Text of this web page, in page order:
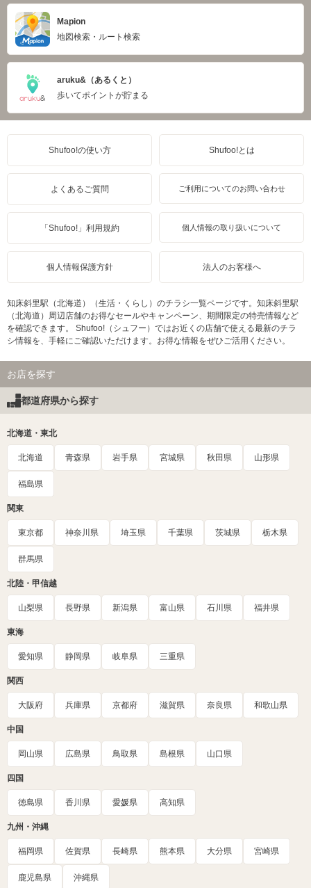
Mapion
地図検索・ルート検索
aruku&（あるくと）
歩いてポイントが貯まる
Shufoo!の使い方 Shufoo!とは
よくあるご質問 ご利用についてのお問い合わせ
「Shufoo!」利用規約 個人情報の取り扱いについて
個人情報保護方針 法人のお客様へ
知床斜里駅（北海道）（生活・くらし）のチラシ一覧ページです。知床斜里駅
（北海道）周辺店舗のお得なセールやキャンペーン、期間限定の特売情報など
を確認できます。 Shufoo!（シュフー）ではお近くの店舗で使える最新のチラ
シ情報を、手軽にご確認いただけます。お得な情報をぜひご活用ください。
お店を探す
都道府県から探す
北海道・東北
北海道 青森県 岩手県 宮城県 秋田県 山形県
福島県
関東
東京都 神奈川県 埼玉県 千葉県 茨城県 栃木県
群馬県
北陸・甲信越
山梨県 長野県 新潟県 富山県 石川県 福井県
東海
愛知県 静岡県 岐阜県 三重県
関西
大阪府 兵庫県 京都府 滋賀県 奈良県 和歌山県
中国
岡山県 広島県 鳥取県 島根県 山口県
四国
徳島県 香川県 愛媛県 高知県
九州・沖縄
福岡県 佐賀県 長崎県 熊本県 大分県 宮崎県
鹿児島県 沖縄県